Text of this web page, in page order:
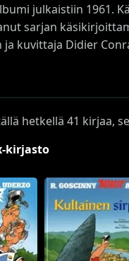
julkaistiin 1961.
sarjan
ja kuvittaja Didier
hetkellä 41 kirjaa,
kirjasto